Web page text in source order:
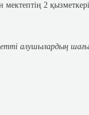
2 қызметкері
алушылардың